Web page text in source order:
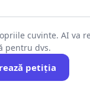
cuvinte. AI va
pentru dvs.
petiția